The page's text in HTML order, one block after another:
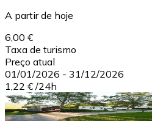
A partir de hoje
6,00 €
Taxa de turismo
Preço atual
01/01/2026 - 31/12/2026
1,22 € /24h